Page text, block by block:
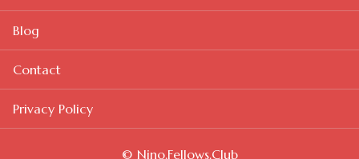
Blog
Contact
Privacy Policy
© Nino.Fellows.Club